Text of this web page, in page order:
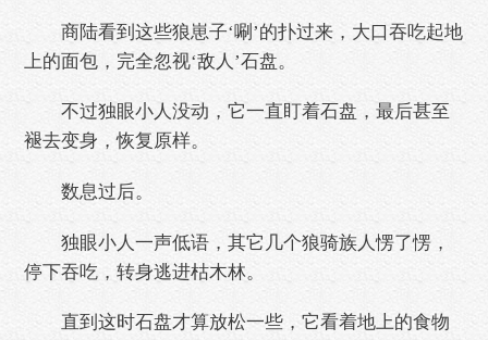
商陆看到这些狼崽子‘唰’的扑过来，大口吞吃起地
上的面包，完全忽视‘敌人’石盘。
不过独眼小人没动，它一直盯着石盘，最后甚至
褪去变身，恢复原样。
数息过后。
独眼小人一声低语，其它几个狼骑族人愣了愣，
停下吞吃，转身逃进枯木林。
直到这时石盘才算放松一些，它看着地上的食物